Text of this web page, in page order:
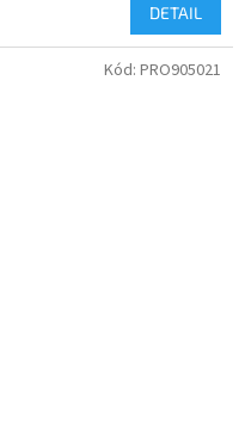
DETAIL
Kód: PRO905021